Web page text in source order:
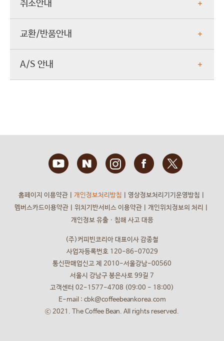
취소안내
교환/반품안내
A/S 안내
홈페이지 이용약관ㅣ 개인정보처리방침 영상정보처리기기운영방침
멤버스카드이용약관
위치기반서비스 이용약관 개인위치정보의 처리
개인정보 유출ㆍ침해 사고 대응
(주)커피빈코리아 대표이사 감종철
사업자등록번호 120-86-07029
통신판매업신고 제 2010-서울강남-00560
서울시 강남구 봉은사로 99길 7
고객센터 02-1577-4708 (09:00 - 18:00)
E-mail : cbk@coffeebeankorea.com
ⓒ 2021. The Coffee Bean. All rights reserved.